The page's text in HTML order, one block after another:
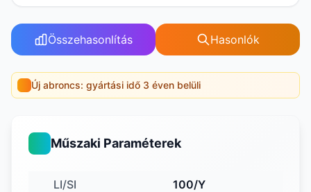
Összehasonlítás Hasonlók
Új abroncs: gyártási idő 3 éven belüli
Műszaki Paraméterek
LI/SI 100/Y